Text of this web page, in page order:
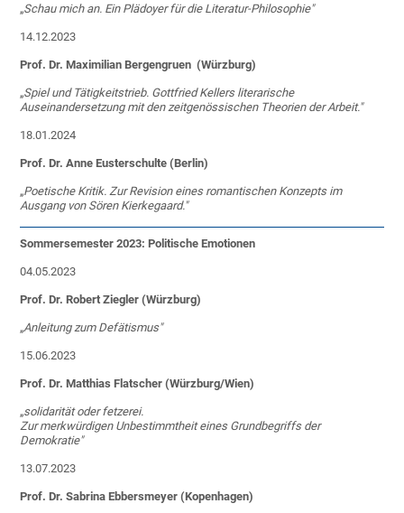
„Schau mich an. Ein Plädoyer für die Literatur-Philosophie"
14.12.2023
Prof. Dr. Maximilian Bergengruen (Würzburg)
„Spiel und Tätigkeitstrieb. Gottfried Kellers literarische
Auseinandersetzung mit den zeitgenössischen Theorien der Arbeit."
18.01.2024
Prof. Dr. Anne Eusterschulte (Berlin)
„Poetische Kritik. Zur Revision eines romantischen Konzepts im
Ausgang von Sören Kierkegaard."
Sommersemester 2023: Politische Emotionen
04.05.2023
Prof. Dr. Robert Ziegler (Würzburg)
„Anleitung zum Defätismus"
15.06.2023
Prof. Dr. Matthias Flatscher (Würzburg/Wien)
„solidarität oder fetzerei.
Zur merkwürdigen Unbestimmtheit eines Grundbegriffs der
Demokratie"
13.07.2023
Prof. Dr. Sabrina Ebbersmeyer (Kopenhagen)